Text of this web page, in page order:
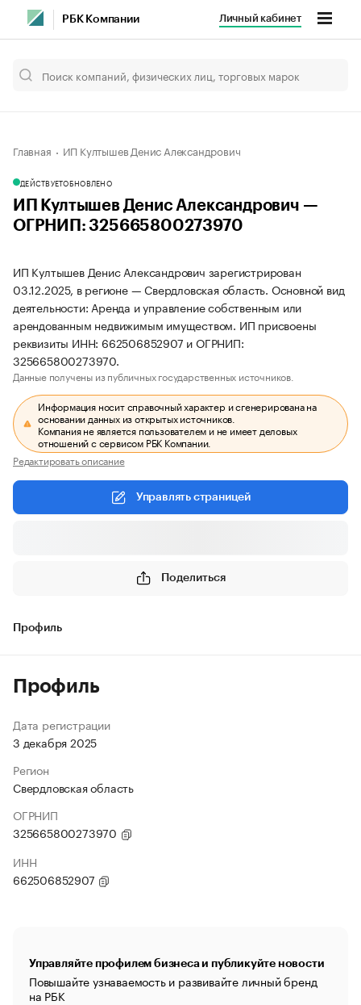
РБК Компании Личный кабинет
Главная ИП Култышев Денис Александрович
ДЕЙСТВУЕТОБНОВЛЕНО
ИП Култышев Денис Александрович —
ОГРНИП: 325665800273970
ИП Култышев Денис Александрович зарегистрирован
03.12.2025, в регионе — Свердловская область. Основной вид
деятельности: Аренда и управление собственным или
арендованным недвижимым имуществом. ИП присвоены
реквизиты ИНН: 662506852907 и ОГРНИП:
325665800273970.
Данные получены из публичных государственных источников.
Информация носит справочный характер и сгенерирована на
основании данных из открытых источников.
Компания не является пользователем и не имеет деловых
отношений с сервисом РБК Компании.
Редактировать описание
Управлять страницей
Поделиться
Профиль
Профиль
Дата регистрации
3 декабря 2025
Регион
Свердловская область
ОГРНИП
325665800273970
ИНН
662506852907
Управляйте профилем бизнеса и публикуйте новости
Повышайте узнаваемость и развивайте личный бренд
на РБК